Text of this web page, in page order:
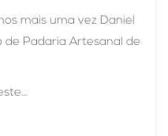
mais uma vez Daniel
Padaria Artesanal de